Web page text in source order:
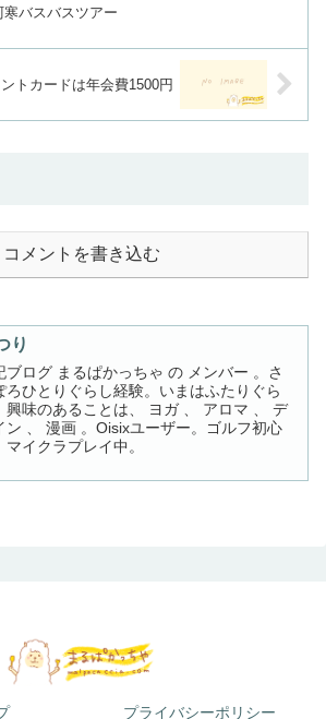
寒バスバスツアー
トカードは年会費1500円
コメントを書き込む
り
ブログ まるぱかっちゃ の メンバー 。さ
ろひとりぐらし経験。いまはふたりぐら
興味のあることは、 ヨガ 、 アロマ 、 デ
ン 、 漫画 。Oisixユーザー。ゴルフ初心
マイクラプレイ中。
プライバシーポリシー